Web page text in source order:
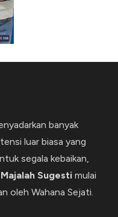
banyak
luar biasa yang
segala kebaikan,
Majalah Sugesti mulai
oleh Wahana Sejati.